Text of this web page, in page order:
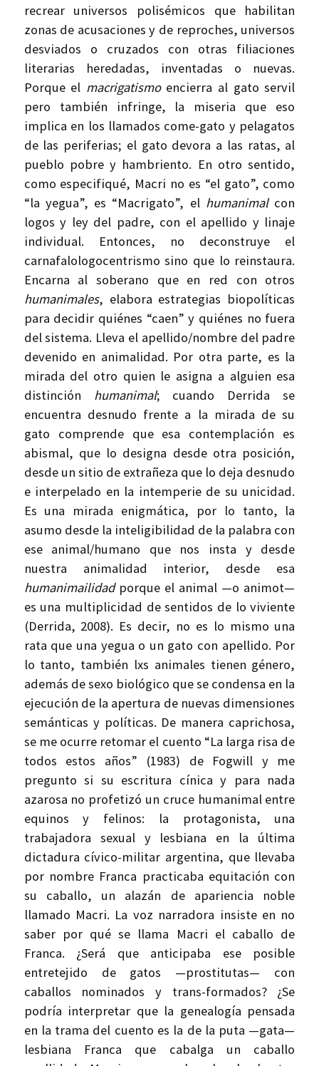
recrear universos polisémicos que habilitan
zonas de acusaciones y de reproches, universos
desviados o cruzados con otras filiaciones
literarias heredadas, inventadas o nuevas.
Porque el macrigatismoencierra al gato servil
pero también infringe, la miseria que eso
implica en los llamados come-gato y pelagatos
de las periferias; el gato devora a las ratas, al
pueblo pobre y hambriento. En otro sentido,
como especifiqué, Macri no es “el gato”, como
“la yegua”, es “Macrigato”, el humanimalcon
logos y ley del padre, con el apellido y linaje
individual. Entonces, no deconstruye el
carnafalologocentrismo sino que lo reinstaura.
Encarna al soberano que en red con otros
humanimales, elabora estrategias biopolíticas
para decidir quiénes “caen” y quiénes no fuera
del sistema. Lleva el apellido/nombre del padre
devenido en animalidad. Por otra parte, es la
mirada del otro quien le asigna a alguien esa
distinción humanimal; cuando Derrida se
encuentra desnudo frente a la mirada de su
gato comprende que esa contemplación es
abismal, que lo designa desde otra posición,
desde un sitio de extrañeza que lo deja desnudo
e interpelado en la intemperie de su unicidad.
Es una mirada enigmática, por lo tanto, la
asumo desde la inteligibilidad de la palabra con
ese animal/humano que nos insta y desde
nuestra animalidad interior, desde esa
humanimailidadporque el animal —o animot—
es una multiplicidad de sentidos de lo viviente
(Derrida, 2008). Es decir, no es lo mismo una
rata que una yegua o un gato con apellido. Por
lo tanto, también lxs animales tienen género,
además de sexo biológico que se condensa en la
ejecución de la apertura de nuevas dimensiones
semánticas y políticas. De manera caprichosa,
se me ocurre retomar el cuento “La larga risa de
todos estos años” (1983) de Fogwill y me
pregunto si su escritura cínica y para nada
azarosa no profetizó un cruce humanimal entre
equinos y felinos: la protagonista, una
trabajadora sexual y lesbiana en la última
dictadura cívico-militar argentina, que llevaba
por nombre Franca practicaba equitación con
su caballo, un alazán de apariencia noble
llamado Macri. La voz narradora insiste en no
saber por qué se llama Macri el caballo de
Franca. ¿Será que anticipaba ese posible
entretejido de gatos —prostitutas— con
caballos nominados y trans-formados? ¿Se
podría interpretar que la genealogía pensada
en la trama del cuento es la de la puta —gata—
lesbiana Franca que cabalga un caballo